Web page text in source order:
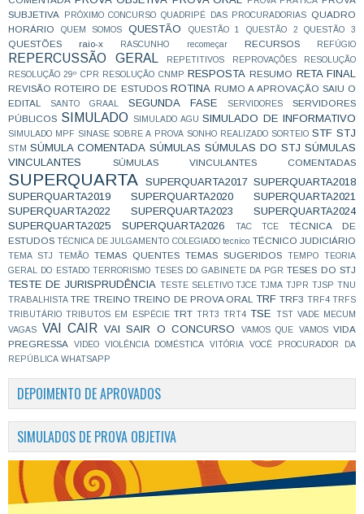
SUBJETIVA
PRÓXIMO CONCURSO QUADRIPÉ DAS PROCURADORIAS
QUADRO
HORÁRIO
QUEM SOMOS QUESTÃO QUESTÃO 1 QUESTÃO 2 QUESTÃO 3
QUESTÕES raio-x RASCUNHO recomeçar RECURSOS REFÚGIO
REPERCUSSÃO GERAL REPETITIVOS REPROVAÇÕES
RESOLUÇÃO
RESOLUÇÃO 29º CPR
RESOLUÇÃO CNMP RESPOSTA RESUMO RETA FINAL
REVISÃO ROTEIRO DE ESTUDOS ROTINA RUMO A APROVAÇÃO SAIU O
EDITAL
SANTO GRAAL SEGUNDA FASE SERVIDORES
SERVIDORES
PÚBLICOS SIMULADO SIMULADO AGU SIMULADO DE INFORMATIVO
SIMULADO MPF SINASE SOBRE A PROVA SONHO REALIZADO SORTEIO STF STJ
STM SÚMULA COMENTADA SÚMULAS SÚMULAS DO STJ SÚMULAS
VINCULANTES
SÚMULAS VINCULANTES COMENTADAS
SUPERQUARTA SUPERQUARTA2017 SUPERQUARTA2018
SUPERQUARTA2019
SUPERQUARTA2020
SUPERQUARTA2021
SUPERQUARTA2022
SUPERQUARTA2023
SUPERQUARTA2024
SUPERQUARTA2025
SUPERQUARTA2026 TAC TCE
TÉCNICA DE
ESTUDOS TÉCNICA DE JULGAMENTO COLEGIADO tecnico TÉCNICO JUDICIÁRIO
TEMA STJ TEMÃO TEMAS QUENTES TEMAS SUGERIDOS TEMPO
TEORIA
GERAL DO ESTADO TERRORISMO TESES DO GABINETE DA PGR TESES DO STJ
TESTE DE JURISPRUDÊNCIA TESTE SELETIVO TJCE TJMA TJPR TJSP TNU
TRABALHISTA TRE TREINO TREINO DE PROVA ORAL TRF TRF3 TRF4 TRFS
TRIBUTÁRIO TRIBUTOS EM ESPÉCIE TRT TRT3 TRT4 TSE TST VADE MECUM
VAGAS
VAI CAIR VAI SAIR O CONCURSO VAMOS QUE VAMOS VIDA
PREGRESSA
VIDEO VIOLÊNCIA DOMÉSTICA VITÓRIA
VOCÊ PROCURADOR DA
REPÚBLICA WHATSAPP
DEPOIMENTO DE APROVADOS
SIMULADOS DE PROVA OBJETIVA